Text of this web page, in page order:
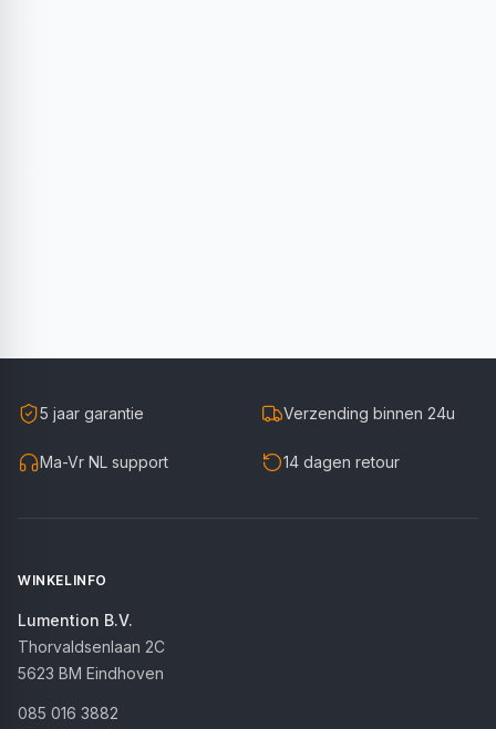
5 jaar garantie Verzending binnen 24u
Ma-Vr NL support 14 dagen retour
WINKELINFO
Lumention B.V.
Thorvaldsenlaan 2C
5623 BM Eindhoven
085 016 3882